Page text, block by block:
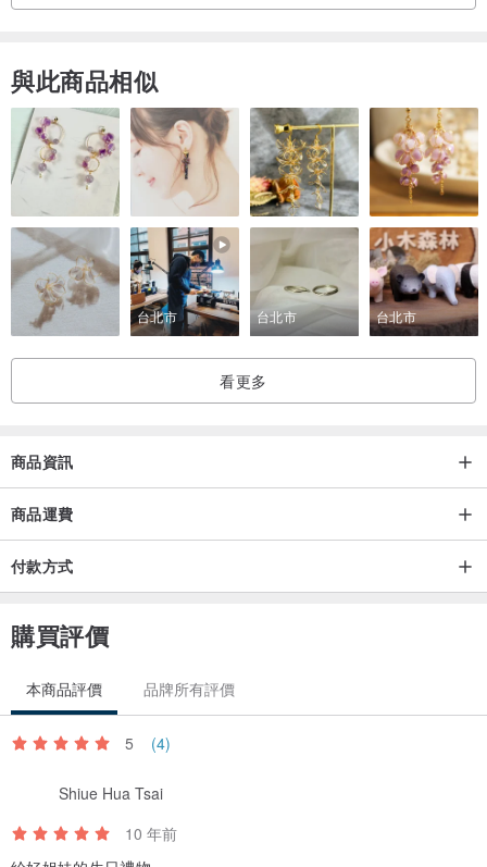
/ 收集春天的花朵，保存自然風味 /
/ 讓生活更增添樂趣，即使是簡約的手鐲，也有美麗的風景 /
與此商品相似
台北市 台北市 台北市
看更多
商品資訊
商品運費
付款方式
購買評價
本商品評價 品牌所有評價
5 (4)
Shiue Hua Tsai
10 年前